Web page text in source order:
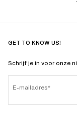
GET TO KNOW US!
Schrijf je in voor onze
E-mailadres